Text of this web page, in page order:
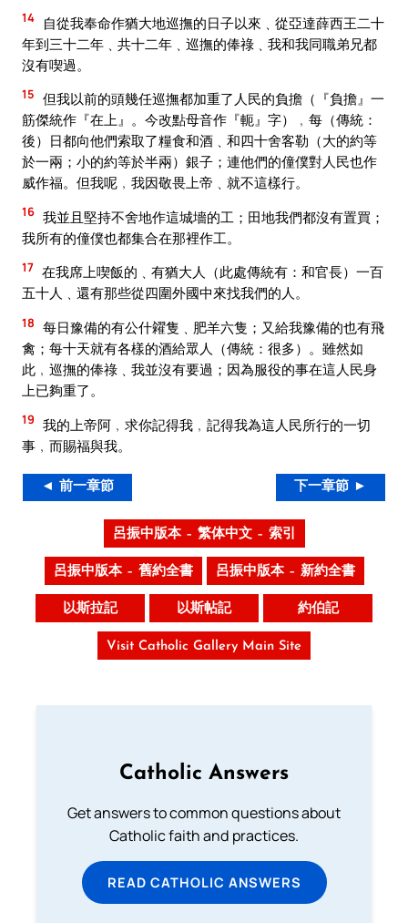
14
自從我奉命作猶大地巡撫的日子以來﹑從亞達薛西王二十
年到三十二年﹑共十二年﹑巡撫的俸祿﹑我和我同職弟兄都
沒有喫過。
15 但我以前的頭幾任巡撫都加重了人民的負擔（『負擔』一
筋傑統作『在上』。今改點母音作『軛』字）﹐每（傳統：
後）日都向他們索取了糧食和酒﹑和四十舍客勒（大的約等
於一兩；小的約等於半兩）銀子；連他們的僮僕對人民也作
威作福。但我呢﹐我因敬畏上帝﹑就不這樣行。
16 我並且堅持不舍地作這城墻的工；田地我們都沒有置買；
我所有的僮僕也都集合在那裡作工。
17 在我席上喫飯的﹑有猶大人（此處傳統有：和官長）一百
五十人﹑還有那些從四圍外國中來找我們的人。
18 每日豫備的有公什糴隻﹑肥羊六隻；又給我豫備的也有飛
禽；每十天就有各樣的酒給眾人（傳統：很多）。雖然如
此﹐巡撫的俸祿﹑我並沒有要過；因為服役的事在這人民身
上已夠重了。
19 我的上帝阿﹐求你記得我﹐記得我為這人民所行的一切
事﹐而賜福與我。
◄ 前一章節 下一章節 ►
呂振中版本 – 繁体中文 – 索引
呂振中版本 – 舊約全書 呂振中版本 – 新約全書
以斯拉記 以斯帖記 約伯記
Visit Catholic Gallery Main Site
Catholic Answers
Get answers to common questions about
Catholic faith and practices.
READ CATHOLIC ANSWERS